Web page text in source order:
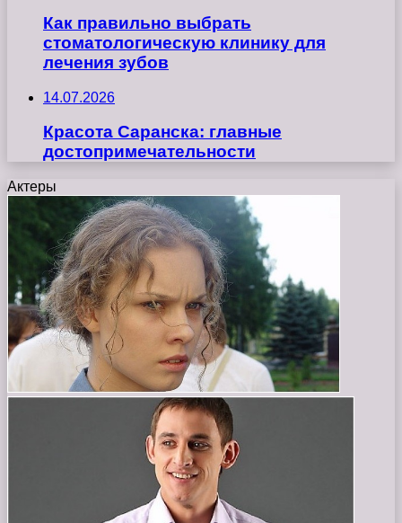
Как правильно выбрать
стоматологическую клинику для
лечения зубов
14.07.2026
Красота Саранска: главные
достопримечательности
Актеры